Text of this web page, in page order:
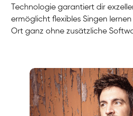
Technologie garantiert dir
ermöglicht flexibles Singen
Ort ganz ohne zusätzliche
Stefan
Gesang / Vocal